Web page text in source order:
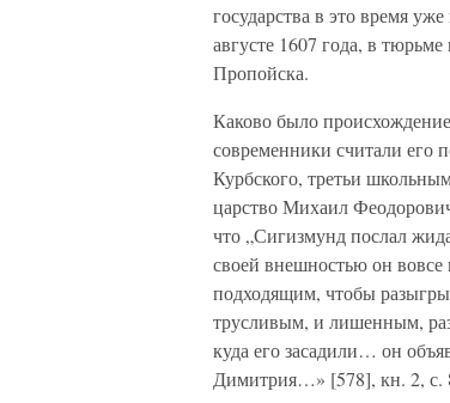
государства в это время
августе 1607 года, в
Пропойска.
Каково было
современники считали
Курбского, третьи
царство Михаил
что „Сигизмунд послал
своей внешностью он вовсе
подходящим, чтобы
трусливым, и лишенным,
куда его засадили… он
Димитрия…» [578], кн. 2, с.